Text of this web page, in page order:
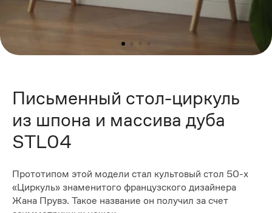
Письменный стол-циркуль
из шпона и массива дуба
STL04
Прототипом этой модели стал культовый стол 50-х
«Циркуль» знаменитого французского дизайнера
Жана Прувэ. Такое название он получил за счет